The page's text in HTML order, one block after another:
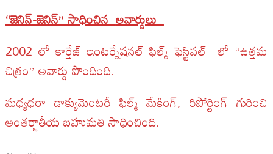
“జెనిన్-జెనిన్” సాధించినఅవార్డులు
2002 లో కార్తేజ్ ఇంటర్నేషనల్ ఫిల్మ్ ఫెస్టివల్ లో “ఉత్తమ
చిత్రం” అవార్డు పొందింది.
మధ్యధరా డాక్యుమెంటరీ ఫిల్మ్ మేకింగ్, రిపోర్టింగ్ గురించి
అంతర్జాతీయ బహుమతి సాధించింది.